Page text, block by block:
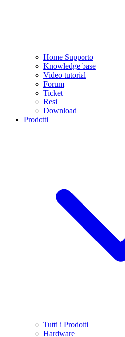
Home Supporto
Knowledge base
Video tutorial
Forum
Ticket
Resi
Download
Prodotti
Tutti i Prodotti
Hardware